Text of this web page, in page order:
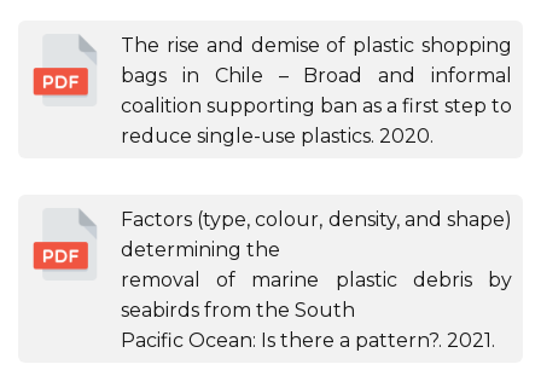
The rise and demise of plastic shopping
bags in Chile – Broad and informal
coalition supporting ban as a first step to
reduce single-use plastics. 2020.
Factors (type, colour, density, and shape)
determining the
removal of marine plastic debris by
seabirds from the South
Pacific Ocean: Is there a pattern?. 2021.